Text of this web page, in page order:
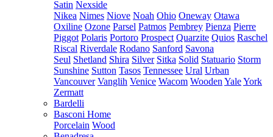
Satin Nexside
Nikea Nimes Niove Noah Ohio Oneway Otawa
Oxiline Ozone Parsel Patmos Pembrey Pienza Pierre
Piggot Polaris Portoro Prospect Quarzite Quios Raschel
Riscal Riverdale Rodano Sanford Savona
Seul Shetland Shira Silver Sitka Solid Statuario Storm
Sunshine Sutton Tasos Tennessee Ural Urban
Vancouver Vanglih Venice Wacom Wooden YaleYork
Zermatt
Bardelli
Basconi Home
Porcelain Wood